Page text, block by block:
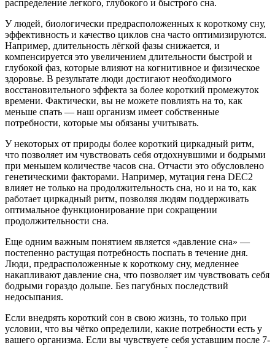
распределение легкого, глубокого и быстрого сна.
У людей, биологически предрасположенных к короткому сну,
эффективность и качество циклов сна часто оптимизируются.
Например, длительность лёгкой фазы снижается, и
компенсируется это увеличением длительности быстрой и
глубокой фаз, которые влияют на когнитивное и физическое
здоровье. В результате люди достигают необходимого
восстановительного эффекта за более короткий промежуток
времени. Фактически, вы не можете повлиять на то, как
меньше спать — наш организм имеет собственные
потребности, которые мы обязаны учитывать.
У некоторых от природы более короткий циркадный ритм,
что позволяет им чувствовать себя отдохнувшими и бодрыми
при меньшем количестве часов сна. Отчасти это обусловлено
генетическими факторами. Например, мутация гена DEC2
влияет не только на продолжительность сна, но и на то, как
работает циркадный ритм, позволяя людям поддерживать
оптимальное функционирование при сокращении
продолжительности сна.
Еще одним важным понятием является «давление сна» —
постепенно растущая потребность поспать в течение дня.
Люди, предрасположенные к короткому сну, медленнее
накапливают давление сна, что позволяет им чувствовать себя
бодрыми гораздо дольше. Без пагубных последствий
недосыпания.
Если внедрять короткий сон в свою жизнь, то только при
условии, что вы чётко определили, какие потребности есть у
вашего организма. Если вы чувствуете себя уставшим после 7-